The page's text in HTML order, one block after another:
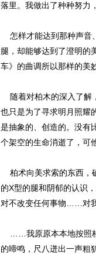
落里。我做出了种种努力
怎样才能达到那种声音
腿，却能够达到了澄明的
车》的曲调所以那样的美
随着对柏木的深入了解
也只是为了寻求明月照耀
是抽象的、创造的。没有
个架空的生命消逝了，可
柏术向美求索的东西，
的X型的腿和阴郁的认识
对不改变任何事物……对
……我原原本本地按照柏
的啼鸣，尺八迸出一声粗